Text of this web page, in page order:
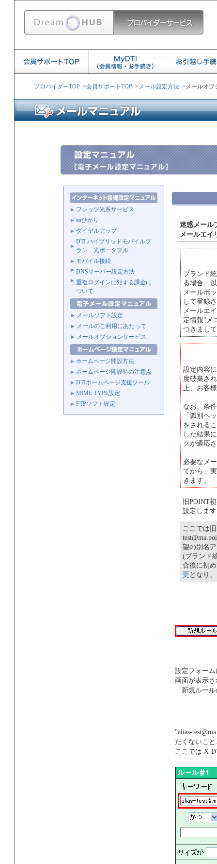
プロバイダーTOP >会員サポートTOP > メール設定方法 > メールオプ
フレッツ光系サービス
auひかり
ダイヤルアップ
DTI ハイブリッドモバイルプ
ラン 光ポータブル
モバイル接続
DNSサーバー設定方法
重複ログインに対する課金に
ついて
メールソフト設定
メールのご利用にあたって
メールオプションサービス
ホームページ開設方法
ホームページ開設時の注意点
DTIホームページ支援ツール
MIME-TYPE設定
FTPソフト設定
迷惑メール
メールエイ
ブランド
る場合、
メールボ
して登録
メールエ
定情報"メ
つきまし
設定内容
度破棄さ
上、お客
なお、条
「識別ヘ
をされる
した結果
クが適応
必要なメ
てから、
きます。
旧POINT
設定しま
ここでは
望の別名
(ブランド
合後に初
更となり
設定フォー
画面が表示
「新規ルー
"alias-
たくないこ
ここでは X-